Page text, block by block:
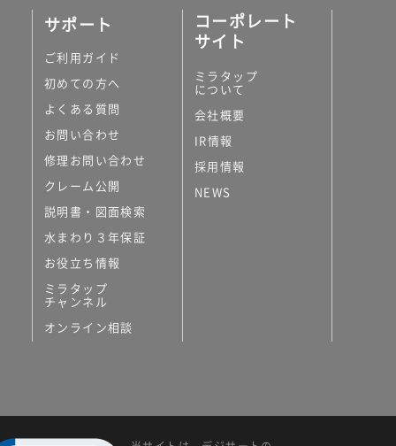
サポート
ご利用ガイド
初めての方へ
よくある質問
お問い合わせ
修理お問い合わせ
クレーム公開
説明書・図面検索
水まわり３年保証
お役立ち情報
ミラタップ
チャンネル
オンライン相談
コーポレート
サイト
ミラタップ
について
会社概要
IR情報
採用情報
NEWS